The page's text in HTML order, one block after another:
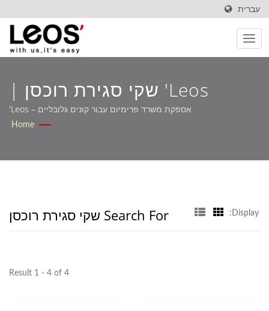
עברית
Leos' שקי סגירת רוכסן |
פתרונות ניירות OEM שנבנו
B2B – Leos'
אספקת משרד פרימיום עבור קונים גלובליים – Leos'
Home
Search For שקי סגירת רוכסן Display:
Result 1 - 4 of 4